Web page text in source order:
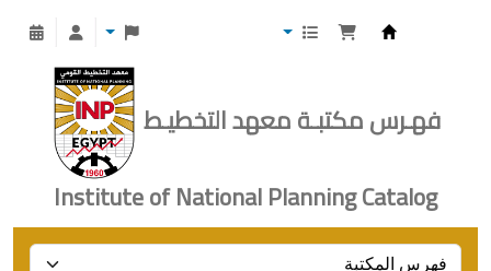
فهـرس مكتبـة معهد التخطيـط
Institute of National Planning Catalog